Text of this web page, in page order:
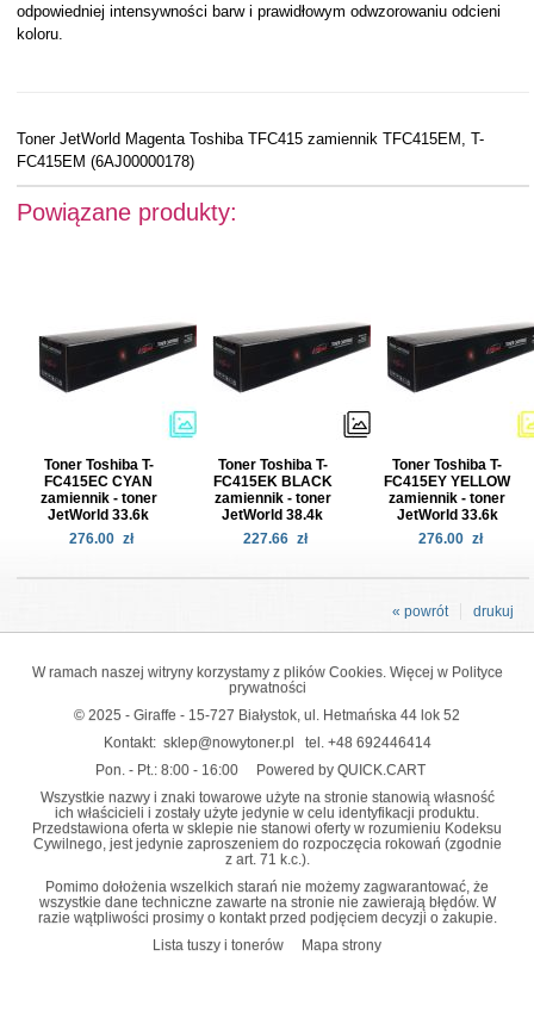
odpowiedniej intensywności barw i prawidłowym odwzorowaniu odcieni
koloru.
Toner JetWorld Magenta Toshiba TFC415 zamiennik TFC415EM, T-
FC415EM (6AJ00000178)
Powiązane produkty:
Toner Toshiba T-
FC415EC CYAN
zamiennik - toner
JetWorld 33.6k
276.00 zł
Toner Toshiba T-
FC415EK BLACK
zamiennik - toner
JetWorld 38.4k
227.66 zł
Toner Toshiba T-
FC415EY YELLOW
zamiennik - toner
JetWorld 33.6k
276.00 zł
drukuj
« powrót
W ramach naszej witryny korzystamy z plików Cookies. Więcej w Polityce
prywatności
© 2025 - Giraffe - 15-727 Białystok, ul. Hetmańska 44 lok 52
Kontakt: sklep@nowytoner.pl tel. +48 692446414
Pon. - Pt.: 8:00 - 16:00
Powered by QUICK.CART
Wszystkie nazwy i znaki towarowe użyte na stronie stanowią własność
ich właścicieli i zostały użyte jedynie w celu identyfikacji produktu.
Przedstawiona oferta w sklepie nie stanowi oferty w rozumieniu Kodeksu
Cywilnego, jest jedynie zaproszeniem do rozpoczęcia rokowań (zgodnie
z art. 71 k.c.).
Pomimo dołożenia wszelkich starań nie możemy zagwarantować, że
wszystkie dane techniczne zawarte na stronie nie zawierają błędów. W
razie wątpliwości prosimy o kontakt przed podjęciem decyzji o zakupie.
Lista tuszy i tonerów
Mapa strony